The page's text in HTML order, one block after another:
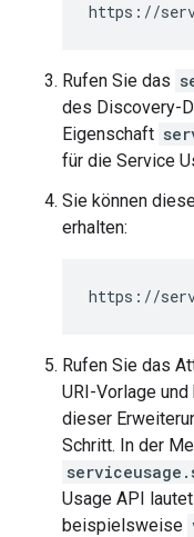
https://
Rufen Sie das
des Discovery-
Eigenschaft
für die Service
Sie können
erhalten:
https://
Rufen Sie das
URI-Vorlage
dieser
Schritt. In der
Usage API
beispielsweise